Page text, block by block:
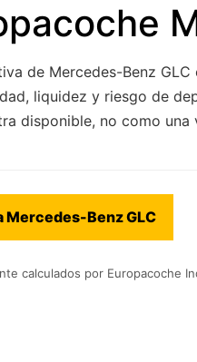
de Mercedes-Benz
liquidez y riesgo de
disponible, no como
Mercedes-Benz GLC
calculados por Europacoche